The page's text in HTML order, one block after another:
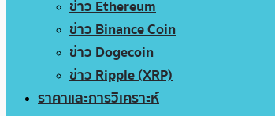
ข่าว Ethereum
ข่าว Binance Coin
ข่าว Dogecoin
ข่าว Ripple (XRP)
ราคาและการวิเคราะห์